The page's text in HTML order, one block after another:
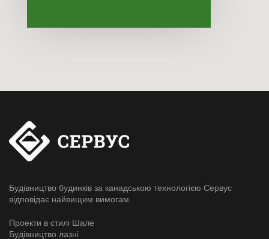
Будівництво будинків за канадською технологією Сервус
відповідає найвищим вимогам.
Проекти в стилі Шале
Будівництво лазні